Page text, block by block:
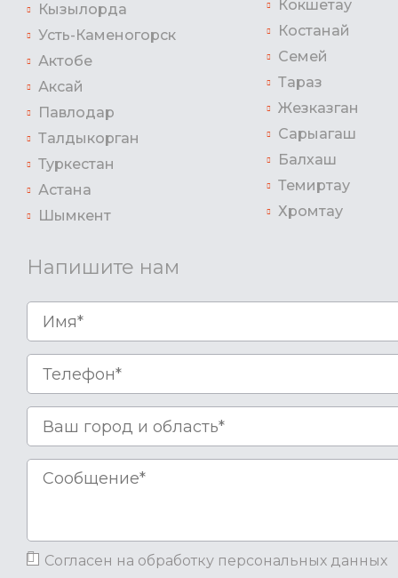
Кызылорда
Усть-Каменогорск
Актобе
Аксай
Павлодар
Талдыкорган
Туркестан
Астана
Шымкент
Кокшетау
Костанай
Семей
Тараз
Жезказган
Сарыагаш
Балхаш
Темиртау
Хромтау
Напишите нам
Согласен на обработку персональных данных